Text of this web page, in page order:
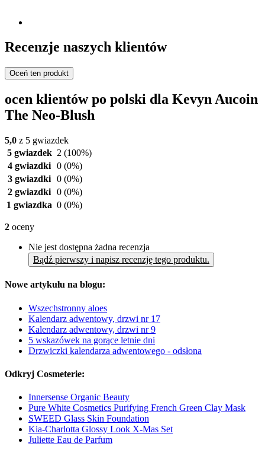
Recenzje naszych klientów
Oceń ten produkt
ocen klientów po polski dla Kevyn Aucoin
The Neo-Blush
5,0 z 5 gwiazdek
5 gwiazdek 2 (100%)
4 gwiazdki 0 (0%)
3 gwiazdki 0 (0%)
2 gwiazdki 0 (0%)
1 gwiazdka 0 (0%)
2 oceny
Nie jest dostępna żadna recenzja
Bądź pierwszy i napisz recenzję tego produktu.
Nowe artykułu na blogu:
Wszechstronny aloes
Kalendarz adwentowy, drzwi nr 17
Kalendarz adwentowy, drzwi nr 9
5 wskazówek na gorące letnie dni
Drzwiczki kalendarza adwentowego - odsłona
Odkryj Cosmeterie:
Innersense Organic Beauty
Pure White Cosmetics Purifying French Green Clay Mask
SWEED Glass Skin Foundation
Kia-Charlotta Glossy Look X-Mas Set
Juliette Eau de Parfum